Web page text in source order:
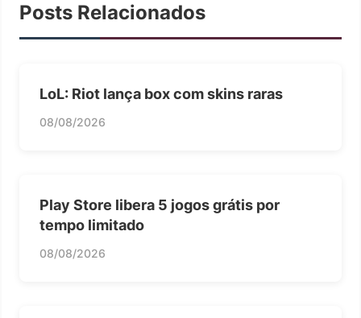
Posts Relacionados
LoL: Riot lança box com skins raras
08/08/2026
Play Store libera 5 jogos grátis por
tempo limitado
08/08/2026